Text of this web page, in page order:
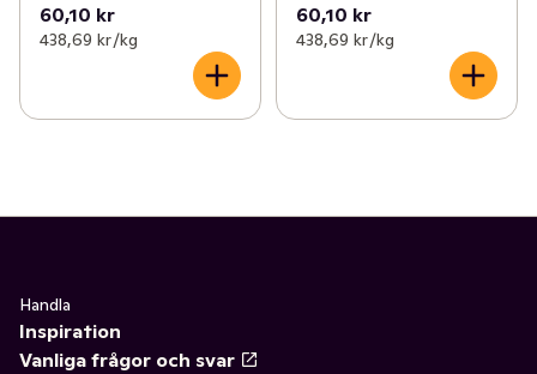
60,10 kr
438,69 kr /kg
60,10 kr
438,69 kr /kg
Handla
Inspiration
Vanliga frågor och svar